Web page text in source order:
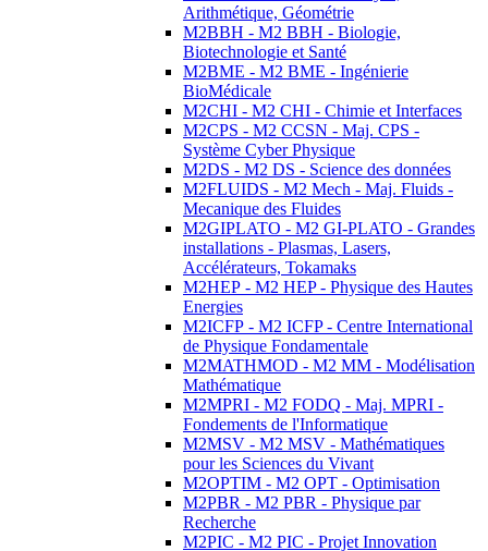
Arithmétique, Géométrie
M2BBH - M2 BBH - Biologie,
Biotechnologie et Santé
M2BME - M2 BME - Ingénierie
BioMédicale
M2CHI - M2 CHI - Chimie et Interfaces
M2CPS - M2 CCSN - Maj. CPS -
Système Cyber Physique
M2DS - M2 DS - Science des données
M2FLUIDS - M2 Mech - Maj. Fluids -
Mecanique des Fluides
M2GIPLATO - M2 GI-PLATO - Grandes
installations - Plasmas, Lasers,
Accélérateurs, Tokamaks
M2HEP - M2 HEP - Physique des Hautes
Energies
M2ICFP - M2 ICFP - Centre International
de Physique Fondamentale
M2MATHMOD - M2 MM - Modélisation
Mathématique
M2MPRI - M2 FODQ - Maj. MPRI -
Fondements de l'Informatique
M2MSV - M2 MSV - Mathématiques
pour les Sciences du Vivant
M2OPTIM - M2 OPT - Optimisation
M2PBR - M2 PBR - Physique par
Recherche
M2PIC - M2 PIC - Projet Innovation